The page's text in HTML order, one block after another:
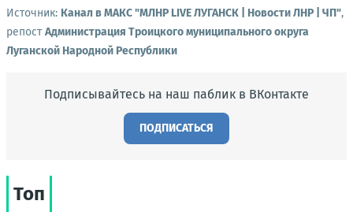
Источник: Канал в МАКС "МЛНР LIVE ЛУГАНСК | Новости ЛНР | ЧП",
репостАдминистрация Троицкого муниципального округа
Луганской Народной Республики
Подписывайтесь на наш паблик в ВКонтакте
ПОДПИСАТЬСЯ
Топ